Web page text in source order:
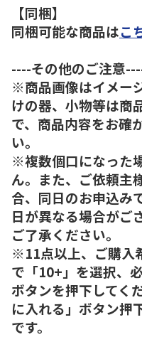
【同梱】
同梱可能な商品はこ
----その他のご注意
※商品画像はイメー
けの器、小物等は商
で、商品内容をお確
い。
※複数個口になった
ん。また、ご依頼主
合、同日のお申込み
日が異なる場合がご
ご了承ください。
※11点以上、ご購入
で「10+」を選択、
ボタンを押下してく
に入れる」ボタン押
です。